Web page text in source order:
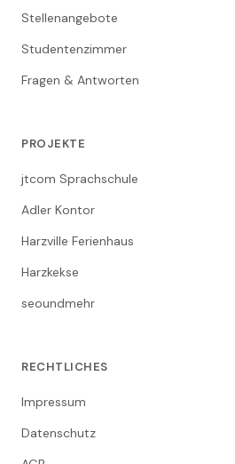
Stellenangebote
Studentenzimmer
Fragen & Antworten
PROJEKTE
jtcom Sprachschule
Adler Kontor
Harzville Ferienhaus
Harzkekse
seoundmehr
RECHTLICHES
Impressum
Datenschutz